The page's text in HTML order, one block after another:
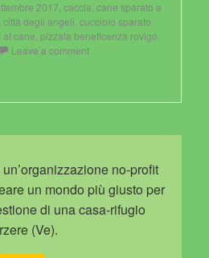
2017 caccia cane sparato a
città degli angeli cucciolo sparato
cane pizzata beneficenza rovigo
Leave a comment
no-profit
un mondo più giusto per
di una casa-rifugio
(Ve).